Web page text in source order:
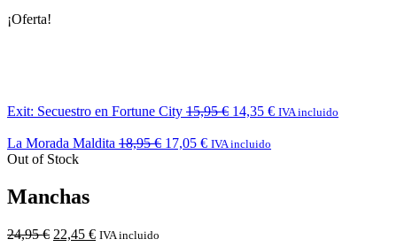
¡Oferta!
Exit: Secuestro en Fortune City 15,95€ 14,35 € IVA incluido
La Morada Maldita 18,95€ 17,05 € IVA incluido
Out of Stock
Manchas
24,95€ 22,45 € IVA incluido